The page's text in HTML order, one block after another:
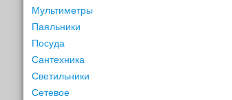
Мультиметры
Паяльники
Посуда
Сантехника
Светильники
Сетевое